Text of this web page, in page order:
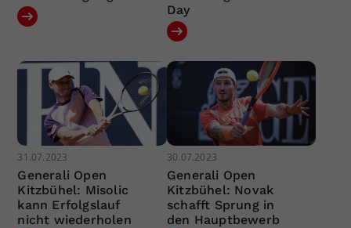
Day
31.07.2023
Generali Open
Kitzbühel: Misolic
kann Erfolgslauf
nicht wiederholen
30.07.2023
Generali Open
Kitzbühel: Novak
schafft Sprung in
den Hauptbewerb